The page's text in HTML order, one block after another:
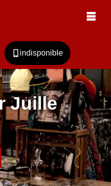
indisponible
Juille